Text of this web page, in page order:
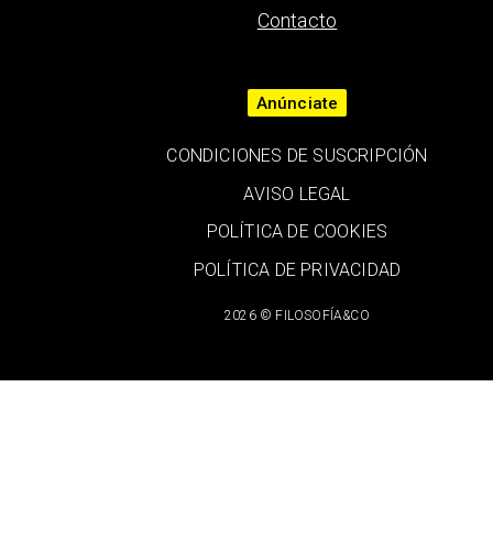
Contacto
2026 © FILOSOFÍA&CO
Anúnciate
CONDICIONES DE SUSCRIPCIÓN
AVISO LEGAL
POLÍTICA DE COOKIES
POLÍTICA DE PRIVACIDAD